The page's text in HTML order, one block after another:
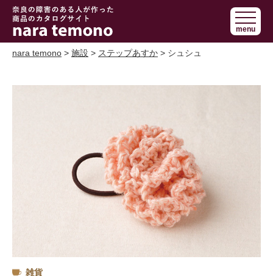
奈良で障害の
ある人の手作
り商品 nara
menu
nara temono > 施設 > ステップあすか > シュシュ
雑貨